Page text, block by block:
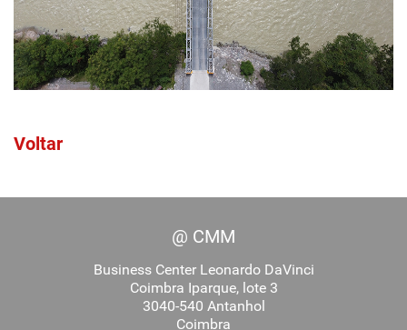
Voltar
@ CMM
Business Center Leonardo DaVinci
Coimbra Iparque, lote 3
3040-540 Antanhol
Coimbra